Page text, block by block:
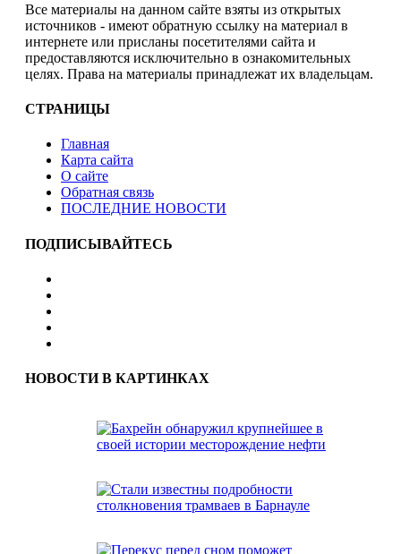
Все материалы на данном сайте взяты из открытых
источников - имеют обратную ссылку на материал в
интернете или присланы посетителями сайта и
предоставляются исключительно в ознакомительных
целях. Права на материалы принадлежат их владельцам.
СТРАНИЦЫ
Главная
Карта сайта
О сайте
Обратная связь
ПОСЛЕДНИЕ НОВОСТИ
ПОДПИСЫВАЙТЕСЬ
НОВОСТИ В КАРТИНКАХ